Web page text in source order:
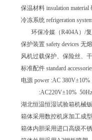
保温材料 insulation
冷冻系统 refrigeration
环保冷媒（R404A）/复
保护装置 safety devices
风机过载保护、保险丝、
标准配件 standard
电源 power :AC
:AC220V±10% 50Hz
湖北恒温恒湿试验箱机械
箱体采用数控机床加工
箱体内胆采用进口高级不